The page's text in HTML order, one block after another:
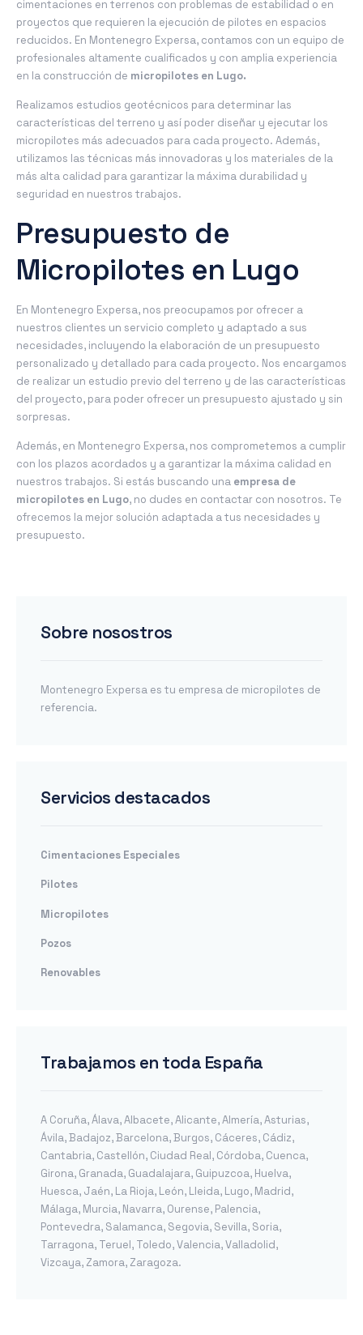
cimentaciones en terrenos con problemas de estabilidad o en
proyectos que requieren la ejecución de pilotes en espacios
reducidos. En Montenegro Expersa, contamos con un equipo de
profesionales altamente cualificados y con amplia experiencia
en la construcción de micropilotes en Lugo.
Realizamos estudios geotécnicos para determinar las
características del terreno y así poder diseñar y ejecutar los
micropilotes más adecuados para cada proyecto. Además,
utilizamos las técnicas más innovadoras y los materiales de la
más alta calidad para garantizar la máxima durabilidad y
seguridad en nuestros trabajos.
Presupuesto de
Micropilotes en Lugo
En Montenegro Expersa, nos preocupamos por ofrecer a
nuestros clientes un servicio completo y adaptado a sus
necesidades, incluyendo la elaboración de un presupuesto
personalizado y detallado para cada proyecto. Nos encargamos
de realizar un estudio previo del terreno y de las características
del proyecto, para poder ofrecer un presupuesto ajustado y sin
sorpresas.
Además, en Montenegro Expersa, nos comprometemos a cumplir
con los plazos acordados y a garantizar la máxima calidad en
nuestros trabajos. Si estás buscando una empresa de
micropilotes en Lugo, no dudes en contactar con nosotros. Te
ofrecemos la mejor solución adaptada a tus necesidades y
presupuesto.
Sobre nosostros
Montenegro Expersa es tu empresa de micropilotes de
referencia.
Servicios destacados
Cimentaciones Especiales
Pilotes
Micropilotes
Pozos
Renovables
Trabajamos en toda España
A Coruña,Álava,Albacete,Alicante,Almería,Asturias,
Ávila,Badajoz,Barcelona,Burgos, Cáceres, Cádiz,
Cantabria, Castellón, Ciudad Real, Córdoba, Cuenca,
Girona, Granada, Guadalajara, Guipuzcoa, Huelva,
Huesca, Jaén, La Rioja, León, Lleida, Lugo, Madrid,
Málaga, Murcia, Navarra, Ourense, Palencia,
Pontevedra, Salamanca, Segovia, Sevilla, Soria,
Tarragona, Teruel, Toledo,Valencia,Valladolid,
Vizcaya, Zamora, Zaragoza.